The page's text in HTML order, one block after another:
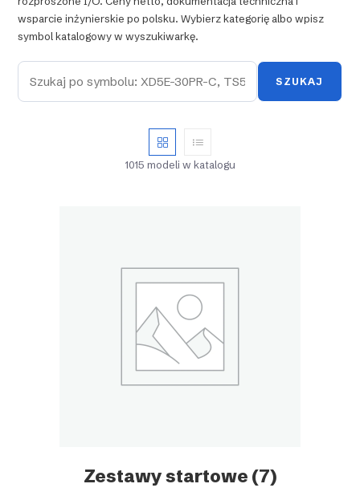
wsparcie inżynierskie po polsku. Wybierz kategorię albo wpisz
symbol katalogowy w wyszukiwarkę.
SZUKAJ
1015 modeli w katalogu
Zestawy startowe (7)